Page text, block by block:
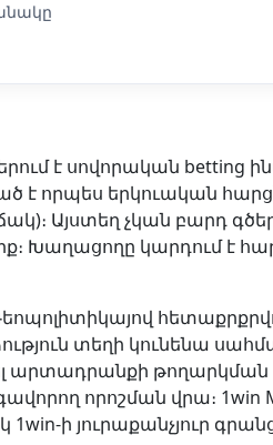
է սովորական betting
է որպես երկուական
Այստեղ չկան բարդ գծեր
Խաղացողը կարդում է
տեղի կունենա
արտադրանքի թողարկման
որոշման վրա։ 1win
ի յուրաքանչյուր